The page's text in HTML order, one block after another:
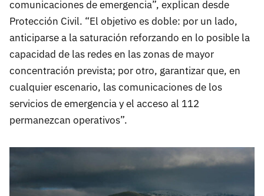
comunicaciones de emergencia”, explican desde
Protección Civil. “El objetivo es doble: por un lado,
anticiparse a la saturación reforzando en lo posible la
capacidad de las redes en las zonas de mayor
concentración prevista; por otro, garantizar que, en
cualquier escenario, las comunicaciones de los
servicios de emergencia y el acceso al 112
permanezcan operativos”.